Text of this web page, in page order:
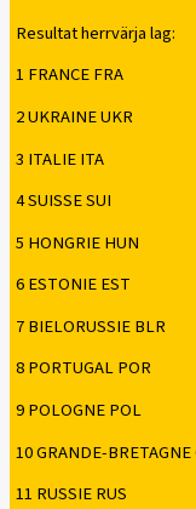
Resultat herrvärja lag:
1 FRANCE FRA
2 UKRAINE UKR
3 ITALIE ITA
4 SUISSE SUI
5 HONGRIE HUN
6 ESTONIE EST
7 BIELORUSSIE BLR
8 PORTUGAL POR
9 POLOGNE POL
10 GRANDE-BRETAGNE
11 RUSSIE RUS